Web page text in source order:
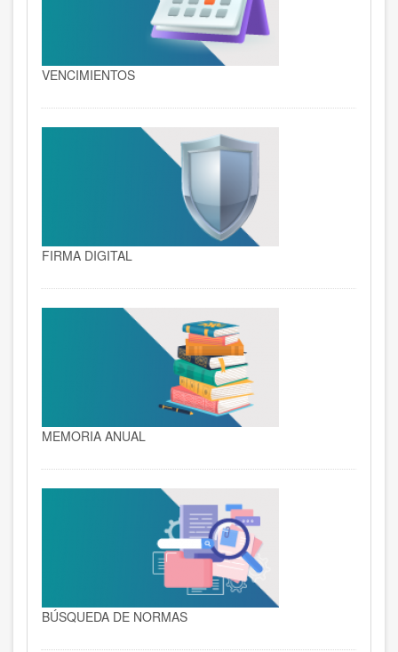
VENCIMIENTOS
FIRMA DIGITAL
MEMORIA ANUAL
BÚSQUEDA DE NORMAS